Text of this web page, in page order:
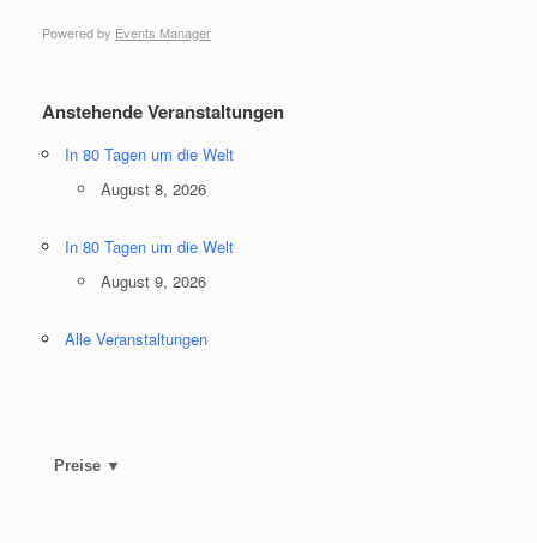
Powered by Events Manager
Anstehende Veranstaltungen
In 80 Tagen um die Welt
August 8, 2026
In 80 Tagen um die Welt
August 9, 2026
Alle Veranstaltungen
Preise ▼